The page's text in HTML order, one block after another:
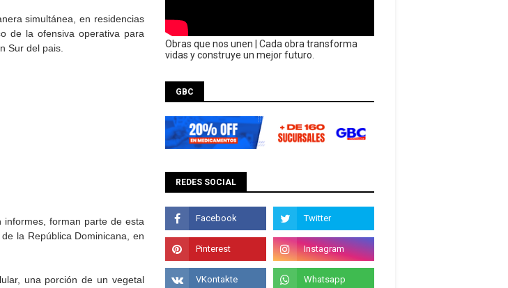
simultánea, en residencias
de la ofensiva operativa para
Sur del pais.
informes, forman parte de esta
la República Dominicana, en
una porción de un vegetal
Obras que nos unen | Cada obra transforma
vidas y construye un mejor futuro.
GBC
REDES SOCIAL